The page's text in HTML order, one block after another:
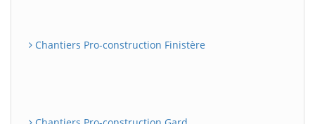
Chantiers Pro-construction Finistère